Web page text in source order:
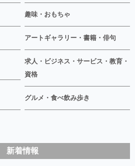
趣味・おもちゃ
アートギャラリー・書籍・俳句
求人・ビジネス・サービス・教育・
資格
グルメ・食べ飲み歩き
新着情報